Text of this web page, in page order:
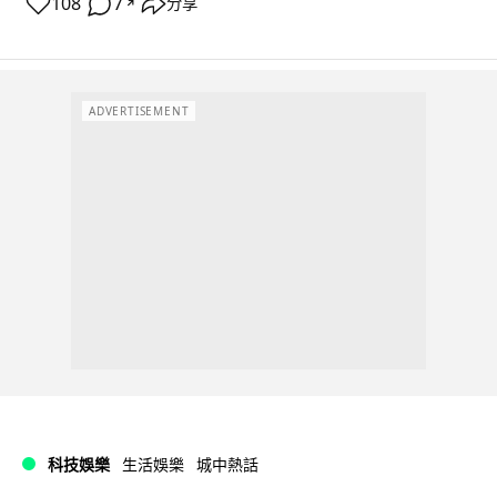
↗
ADVERTISEMENT
科技娛樂 生活娛樂 城中熱話